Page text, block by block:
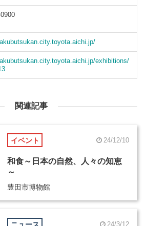
exhibitions/
関連記事
イベント 24/12/10
和食～日本の自然、人々の知恵
～
豊田市博物館
24/3/12